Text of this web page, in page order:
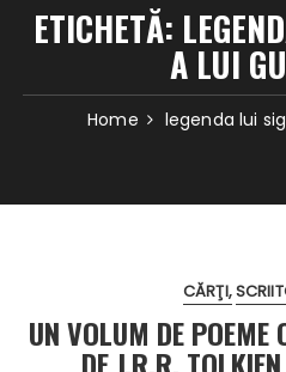
ETICHETĂ:
A LUI
Home legenda lui
CĂRŢI
UN VOLUM DE POEME